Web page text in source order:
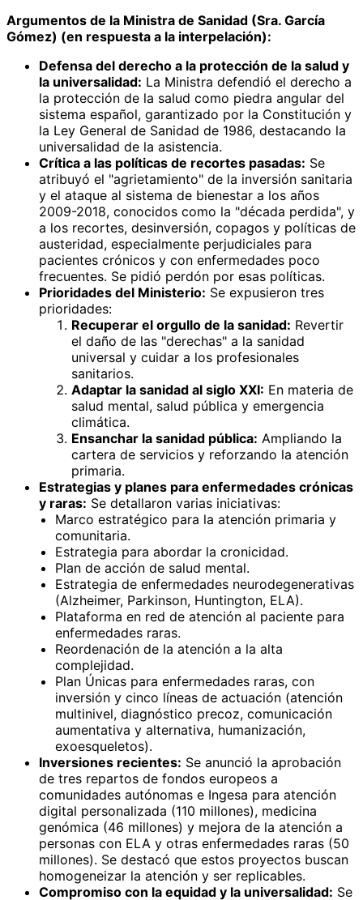
Argumentos de la Ministra de Sanidad (Sra. García
Gómez) (en respuesta a la interpelación):
Defensa del derecho a la protección de la salud y
la universalidad: La Ministra defendió el derecho a
la protección de la salud como piedra angular del
sistema español, garantizado por la Constitución y
la Ley General de Sanidad de 1986, destacando la
universalidad de la asistencia.
Crítica a las políticas de recortes pasadas: Se
atribuyó el "agrietamiento" de la inversión sanitaria
y el ataque al sistema de bienestar a los años
2009-2018, conocidos como la "década perdida", y
a los recortes, desinversión, copagos y políticas de
austeridad, especialmente perjudiciales para
pacientes crónicos y con enfermedades poco
frecuentes. Se pidió perdón por esas políticas.
Prioridades del Ministerio: Se expusieron tres
prioridades:
Recuperar el orgullo de la sanidad: Revertir
el daño de las "derechas" a la sanidad
universal y cuidar a los profesionales
sanitarios.
Adaptar la sanidad al siglo XXI: En materia de
salud mental, salud pública y emergencia
climática.
Ensanchar la sanidad pública: Ampliando la
cartera de servicios y reforzando la atención
primaria.
Estrategias y planes para enfermedades crónicas
y raras: Se detallaron varias iniciativas:
Marco estratégico para la atención primaria y
comunitaria.
Estrategia para abordar la cronicidad.
Plan de acción de salud mental.
Estrategia de enfermedades neurodegenerativas
(Alzheimer, Parkinson, Huntington, ELA).
Plataforma en red de atención al paciente para
enfermedades raras.
Reordenación de la atención a la alta
complejidad.
Plan Únicas para enfermedades raras, con
inversión y cinco líneas de actuación (atención
multinivel, diagnóstico precoz, comunicación
aumentativa y alternativa, humanización,
exoesqueletos).
Inversiones recientes: Se anunció la aprobación
de tres repartos de fondos europeos a
comunidades autónomas e Ingesa para atención
digital personalizada (110 millones), medicina
genómica (46 millones) y mejora de la atención a
personas con ELA y otras enfermedades raras (50
millones). Se destacó que estos proyectos buscan
homogeneizar la atención y ser replicables.
Compromiso con la equidad y la universalidad: Se